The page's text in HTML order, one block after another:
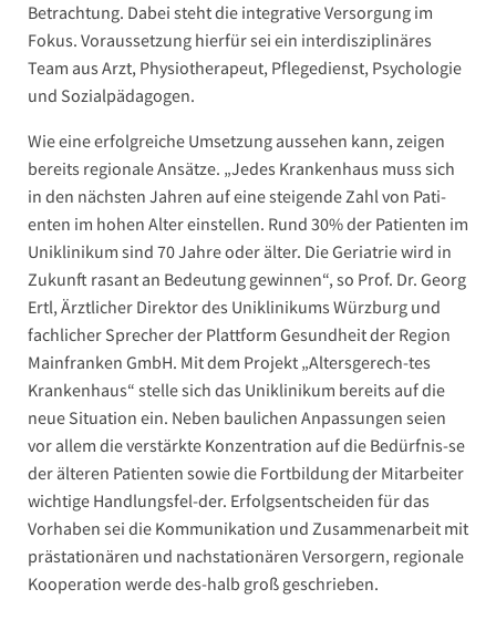
Betrachtung. Dabei steht die integrative Versorgung im
Fokus. Voraussetzung hierfür sei ein interdisziplinäres
Team aus Arzt, Physiotherapeut, Pflegedienst, Psychologie
und Sozialpädagogen.
Wie eine erfolgreiche Umsetzung aussehen kann, zeigen
bereits regionale Ansätze. „Jedes Krankenhaus muss sich
in den nächsten Jahren auf eine steigende Zahl von Pati-
enten im hohen Alter einstellen. Rund 30% der Patienten im
Uniklinikum sind 70 Jahre oder älter. Die Geriatrie wird in
Zukunft rasant an Bedeutung gewinnen“, so Prof. Dr. Georg
Ertl, Ärztlicher Direktor des Uniklinikums Würzburg und
fachlicher Sprecher der Plattform Gesundheit der Region
Mainfranken GmbH. Mit dem Projekt „Altersgerech-tes
Krankenhaus“ stelle sich das Uniklinikum bereits auf die
neue Situation ein. Neben baulichen Anpassungen seien
vor allem die verstärkte Konzentration auf die Bedürfnis-se
der älteren Patienten sowie die Fortbildung der Mitarbeiter
wichtige Handlungsfel-der. Erfolgsentscheiden für das
Vorhaben sei die Kommunikation und Zusammenarbeit mit
prästationären und nachstationären Versorgern, regionale
Kooperation werde des-halb groß geschrieben.